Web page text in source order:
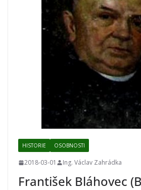
HISTORIE OSOBNOSTI
2018-03-01 Ing. Václav Zahrádka
František Bláhovec